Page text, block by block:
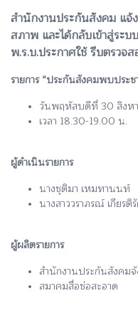
สำนักงานประกันสังคม แ
สภาพ และได้กลับเข้าสู่ระ
พ.ร.บ.ประกาศใช้ รีบตรว
รายการ “ประกันสังคมพบประ
วันพฤหัสบดีที่ 30 สิงห
เวลา 18.30-19.00 น.
ผู้ดำเนินรายการ
นางชุติมา เหมทานนท์
นางสาววราภรณ์ เกียรติ
ผู้ผลิตรายการ
สำนักงานประกันสังคม
สมาคมสื่อช่อสะอาด